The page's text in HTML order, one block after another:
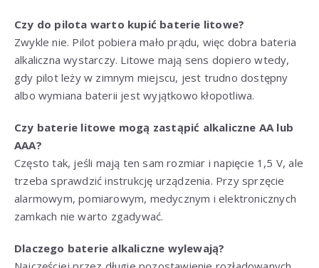
Czy do pilota warto kupić baterie litowe?
Zwykle nie. Pilot pobiera mało prądu, więc dobra bateria
alkaliczna wystarczy. Litowe mają sens dopiero wtedy,
gdy pilot leży w zimnym miejscu, jest trudno dostępny
albo wymiana baterii jest wyjątkowo kłopotliwa.
Czy baterie litowe mogą zastąpić alkaliczne AA lub
AAA?
Często tak, jeśli mają ten sam rozmiar i napięcie 1,5 V, ale
trzeba sprawdzić instrukcję urządzenia. Przy sprzęcie
alarmowym, pomiarowym, medycznym i elektronicznych
zamkach nie warto zgadywać.
Dlaczego baterie alkaliczne wylewają?